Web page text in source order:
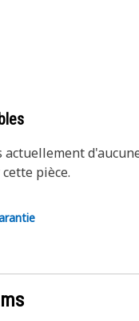
actuellement
pièce.